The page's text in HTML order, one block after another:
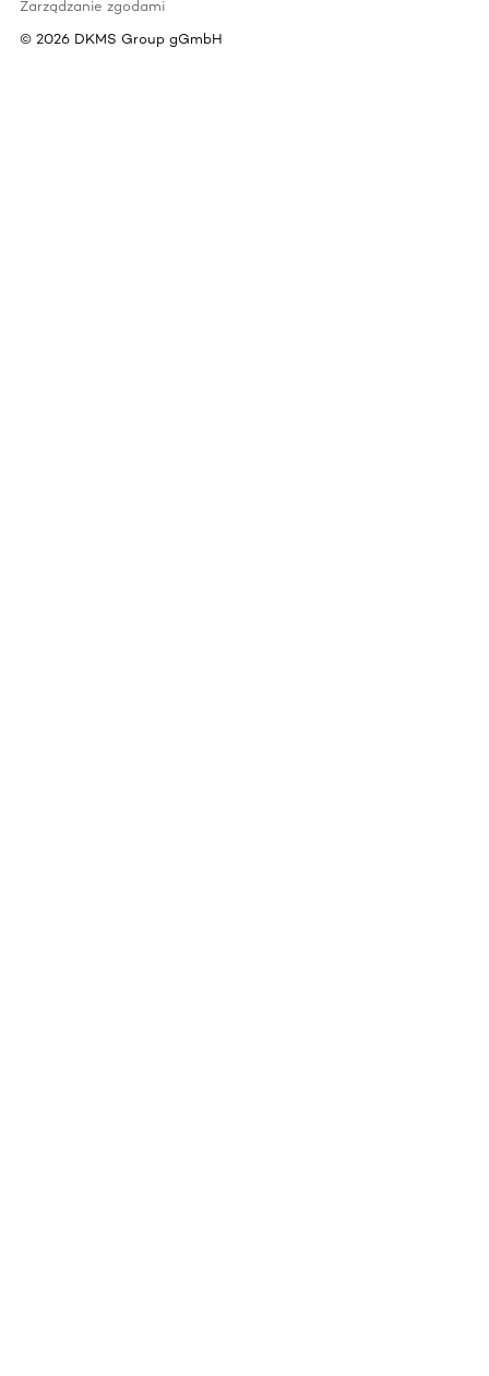
Zarządzanie zgodami
© 2026 DKMS Group gGmbH